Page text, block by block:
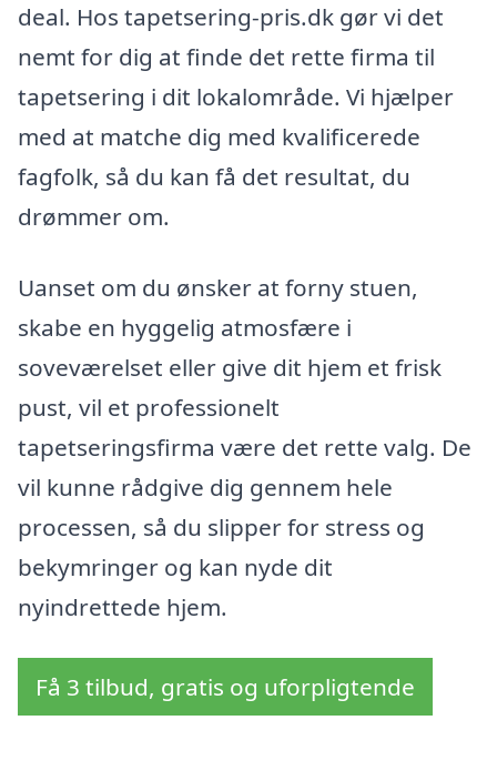
deal. Hos tapetsering-pris.dk gør vi det
nemt for dig at finde det rette firma til
tapetsering i dit lokalområde. Vi hjælper
med at matche dig med kvalificerede
fagfolk, så du kan få det resultat, du
drømmer om.
Uanset om du ønsker at forny stuen,
skabe en hyggelig atmosfære i
soveværelset eller give dit hjem et frisk
pust, vil et professionelt
tapetseringsfirma være det rette valg. De
vil kunne rådgive dig gennem hele
processen, så du slipper for stress og
bekymringer og kan nyde dit
nyindrettede hjem.
Få 3 tilbud, gratis og uforpligtende